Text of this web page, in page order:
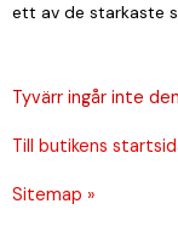
ett av de starkaste
Tyvärr ingår inte
Till butikens
Sitemap »